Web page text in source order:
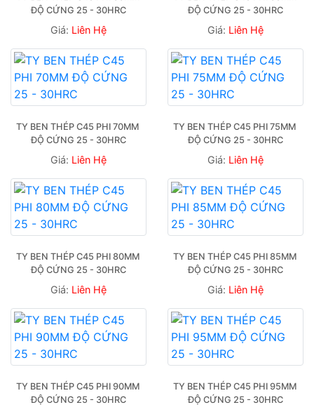
ĐỘ CỨNG 25 - 30HRC
Giá: Liên Hệ
ĐỘ CỨNG 25 - 30HRC
Giá: Liên Hệ
TY BEN THÉP C45 PHI 70MM
ĐỘ CỨNG 25 - 30HRC
Giá: Liên Hệ
TY BEN THÉP C45 PHI 75MM
ĐỘ CỨNG 25 - 30HRC
Giá: Liên Hệ
TY BEN THÉP C45 PHI 80MM
ĐỘ CỨNG 25 - 30HRC
Giá: Liên Hệ
TY BEN THÉP C45 PHI 85MM
ĐỘ CỨNG 25 - 30HRC
Giá: Liên Hệ
TY BEN THÉP C45 PHI 90MM
ĐỘ CỨNG 25 - 30HRC
TY BEN THÉP C45 PHI 95MM
ĐỘ CỨNG 25 - 30HRC